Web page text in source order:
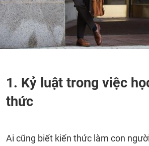
1. Kỷ luật trong việc
thức
Ai cũng biết kiến thức làm con